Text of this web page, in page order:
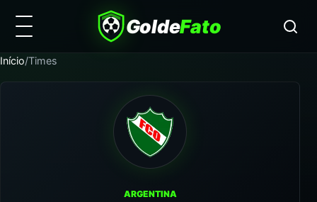
GoldeFato
Início/Times
ARGENTINA